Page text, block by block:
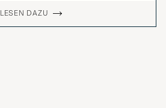
LESEN DAZU